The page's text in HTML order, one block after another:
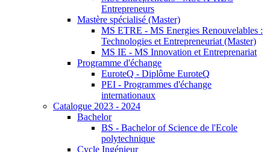
Entrepreneurs
Mastère spécialisé (Master)
MS ETRE - MS Energies Renouvelables :
Technologies et Entrepreneuriat (Master)
MS IE - MS Innovation et Entreprenariat
Programme d'échange
EuroteQ - Diplôme EuroteQ
PEI - Programmes d'échange
internationaux
Catalogue 2023 - 2024
Bachelor
BS - Bachelor of Science de l'Ecole
polytechnique
Cycle Ingénieur